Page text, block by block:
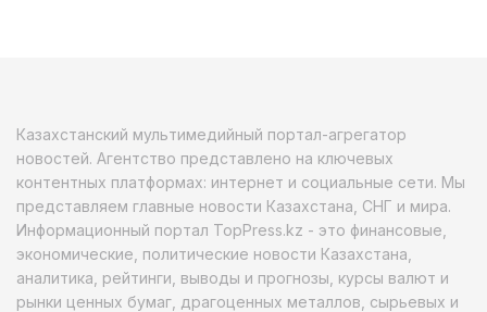
Казахстанский мультимедийный портал-агрегатор
новостей. Агентство представлено на ключевых
контентных платформах: интернет и социальные сети. Мы
представляем главные новости Казахстана, СНГ и мира.
Информационный портал TopPress.kz - это финансовые,
экономические, политические новости Казахстана,
аналитика, рейтинги, выводы и прогнозы, курсы валют и
рынки ценных бумаг, драгоценных металлов, сырьевых и